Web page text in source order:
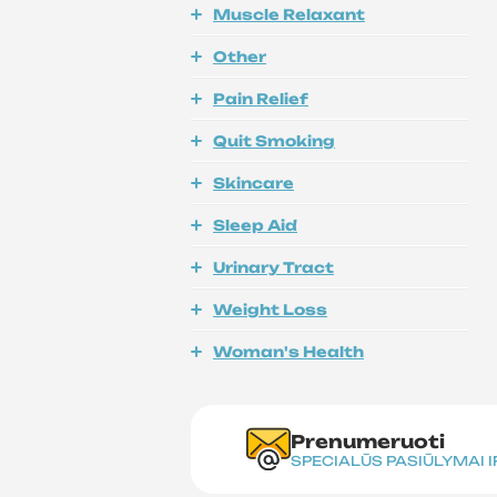
Muscle Relaxant
Other
Pain Relief
Quit Smoking
Skincare
Sleep Aid
Urinary Tract
Weight Loss
Woman's Health
Prenumeruoti
SPECIALŪS PASIŪLYMAI